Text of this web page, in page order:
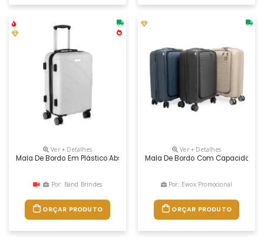
Ver + Detalhes
Mala De Bordo Em Plástico Abs E Interior Em Nylon 210d; Abertura
Por: Band Brindes
ORÇAR PRODUTO
Ver + Detalhes
Mala De Bordo Com Capacidade
Por: Ewox Promocional
ORÇAR PRODUTO